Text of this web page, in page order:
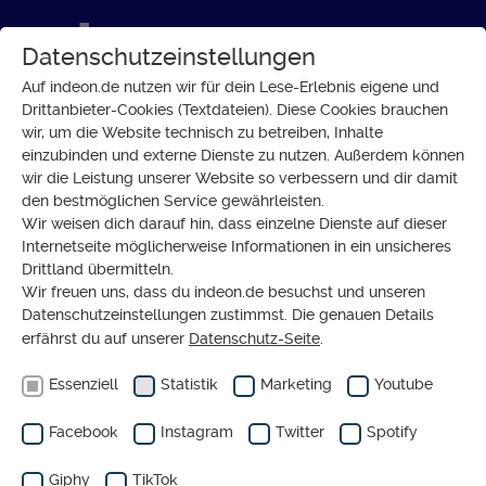
GLAUBE
Ist Homosexualität in der
Kirche ein Problem?
Datenschutzeinstellungen
Auf indeon.de nutzen wir für dein Lese-Erlebnis eigene und
Drittanbieter-Cookies (Textdateien). Diese Cookies brauchen
wir, um die Website technisch zu betreiben, Inhalte
einzubinden und externe Dienste zu nutzen. Außerdem können
wir die Leistung unserer Website so verbessern und dir damit
den bestmöglichen Service gewährleisten.
Wir weisen dich darauf hin, dass einzelne Dienste auf dieser
Internetseite möglicherweise Informationen in ein unsicheres
Drittland übermitteln.
Wir freuen uns, dass du indeon.de besuchst und unseren
Datenschutzeinstellungen zustimmst. Die genauen Details
erfährst du auf unserer Datenschutz-Seite
Essenziell Statistik Marketing Youtube
Facebook Instagram Twitter Spotify
Giphy TikTok